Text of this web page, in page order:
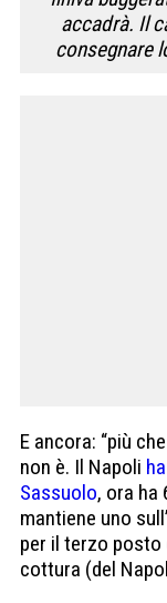
accadrà. Il
consegnare
E ancora: “più
non è. Il Napoli
Sassuolo, ora ha
mantiene uno
per il terzo
cottura (del